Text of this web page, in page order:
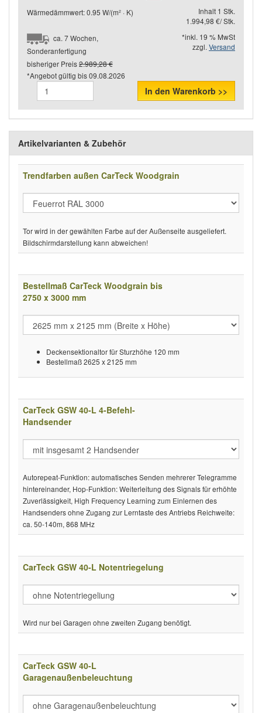
Wärmedämmwert: 0.95 W/(m² · K)
Inhalt 1 Stk.
1.994,98 €/ Stk.
ca. 7 Wochen,
Sonderanfertigung
*inkl. 19 % MwSt
zzgl. Versand
bisheriger Preis2.989,28 €
*Angebot gültig bis09.08.2026
In den Warenkorb >>
Artikelvarianten & Zubehör
Trendfarben außen CarTeck Woodgrain
Tor wird in der gewählten Farbe auf der Außenseite ausgeliefert.
Bildschirmdarstellung kann abweichen!
Bestellmaß CarTeck Woodgrain bis
2750 x 3000 mm
Deckensektionaltor für Sturzhöhe 120 mm
Bestellmaß 2625 x 2125 mm
CarTeck GSW 40-L 4-Befehl-
Handsender
Autorepeat-Funktion: automatisches Senden mehrerer Telegramme
hintereinander, Hop-Funktion: Weiterleitung des Signals für erhöhte
Zuverlässigkeit, High Frequency Learning zum Einlernen des
Handsenders ohne Zugang zur Lerntaste des Antriebs Reichweite:
ca. 50-140m, 868 MHz
CarTeck GSW 40-L Notentriegelung
Wird nur bei Garagen ohne zweiten Zugang benötigt.
CarTeck GSW 40-L
Garagenaußenbeleuchtung